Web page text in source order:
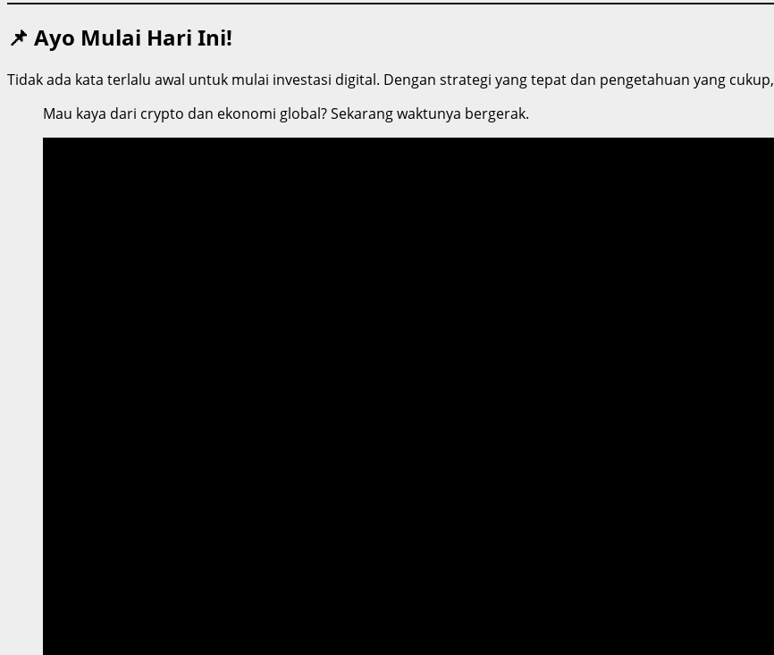
📌 Ayo Mulai Hari Ini!
Tidak ada kata terlalu awal untuk mulai investasi digital. Dengan strategi yang tepat dan pengetahuan yang cukup,
Mau kaya dari crypto dan ekonomi global? Sekarang waktunya bergerak.